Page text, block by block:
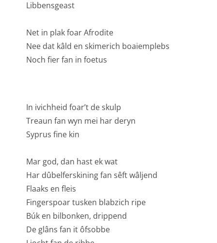
Libbensgeast
Net in plak foar Afrodite
Nee dat kâld en skimerich boaiemplebs
Noch fier fan in foetus
In ivichheid foar’t de skulp
Treaun fan wyn mei har deryn
Syprus fine kin
Mar god, dan hast ek wat
Har dûbelferskining fan sêft wâljend
Flaaks en fleis
Fingerspoar tusken blabzich ripe
Búk en bilbonken, drippend
De glâns fan it ôfsobbe
zoals cookies (web) of apparaatidentificatoren (apps),
Analytische cookies
Marketing cookies
aanbiedingen baseren we op wat je op de website
bekijkt of op jouw persoonlijke interesses. We maken
ook gebruik van cookies van YouTube, Facebook en
met je vrienden via social media. Maakt opslag mogelijk,
zoals cookies (web) of apparaatidentificatoren (apps),
gerelateerd aan reclame.
Marketing cookies
Personalisatie cookies